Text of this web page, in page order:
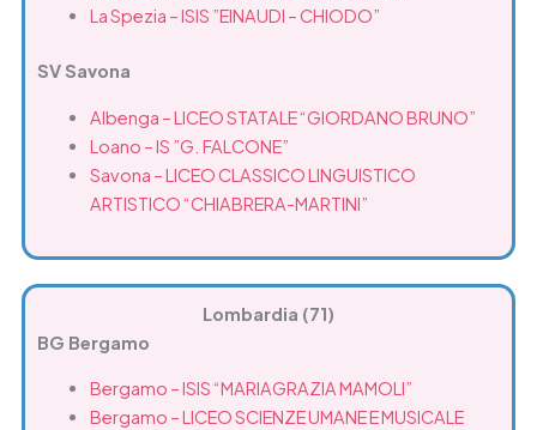
La Spezia – ISIS ”EINAUDI – CHIODO”
SV Savona
Albenga – LICEO STATALE “GIORDANO BRUNO”
Loano – IS ”G. FALCONE”
Savona – LICEO CLASSICO LINGUISTICO
ARTISTICO “CHIABRERA-MARTINI”
Lombardia (71)
BG Bergamo
Bergamo – ISIS “MARIAGRAZIA MAMOLI”
Bergamo – LICEO SCIENZE UMANE E MUSICALE